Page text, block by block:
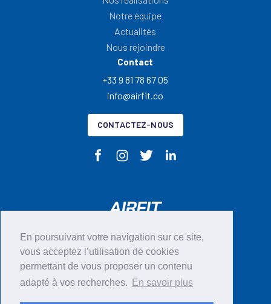
En poursuivant votre navigation sur ce site,
vous acceptez l’utilisation de cookies
permettant de vous proposer un contenu
adapté à vos recherches.
En savoir plus
Notre équipe
Actualités
Nous rejoindre
Contact
+33 9 81 78 67 05
info@airfit.co
CONTACTEZ-NOUS
CGU
Mentions légales